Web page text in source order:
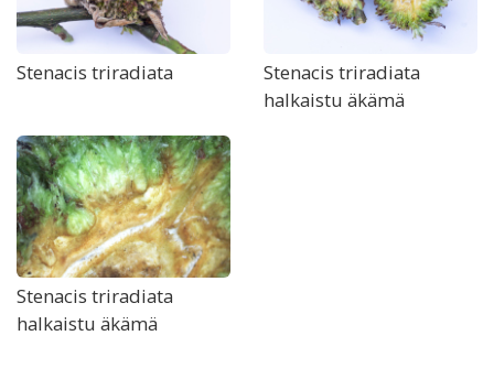
Stenacis triradiata
Stenacis triradiata
halkaistu äkämä
Stenacis triradiata
halkaistu äkämä